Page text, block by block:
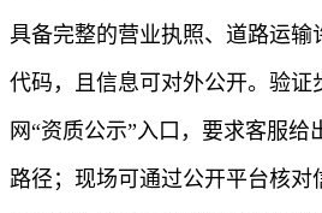
具备完整的营业执照、道路运输
代码，且信息可对外公开。验证
网“资质公示”入口，要求客服给
路径；现场可通过公开平台核对